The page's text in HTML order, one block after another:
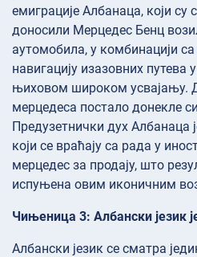
емиграције Албанаца, који су
доносили Мерцедес Бенц
аутомобила, у комбинацији
навигацију изазовних путева
њиховом широком усвајању.
мерцедеса постало донекле
Предузетнички дух Албанаца
који се враћају са рада у
мерцедес за продају, што
испуњена овим иконичним
Чињеница 3: Албански језик
Албански језик се сматра